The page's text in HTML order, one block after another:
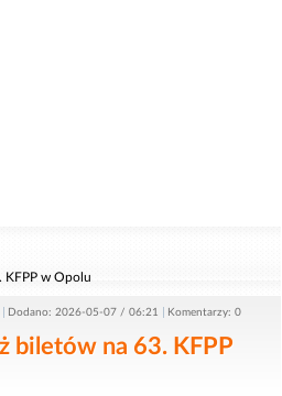
KFPP w Opolu
Dodano: 2026-05-07 / 06:21 Komentarzy: 0
biletów na 63. KFPP